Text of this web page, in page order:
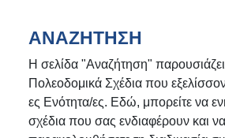
ΑΝΑΖΗΤΗΣΗ
Η σελίδα "Αναζήτηση"
Πολεοδομικά Σχέδια που
ες Ενότητα/ες. Εδώ, μπορείτε να
σχέδια που σας ενδιαφέρουν και να